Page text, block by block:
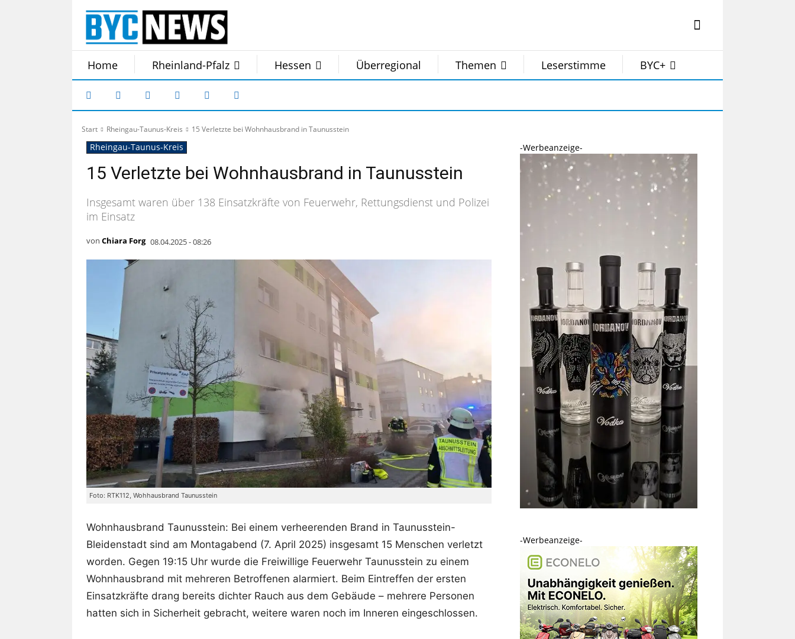
Home Rheinland-Pfalz Hessen Überregional Themen Leserstimme BYC+
Start Rheingau-Taunus-Kreis 15 Verletzte bei Wohnhausbrand in Taunusstein
Rheingau-Taunus-Kreis
15 Verletzte bei Wohnhausbrand in Taunusstein
Insgesamt waren über 138 Einsatzkräfte von Feuerwehr, Rettungsdienst und Polizei
im Einsatz
von Chiara Forg 08.04.2025 - 08:26
Foto: RTK112, Wohhausbrand Taunusstein
Wohnhausbrand Taunusstein: Bei einem verheerenden Brand in Taunusstein-
Bleidenstadt sind am Montagabend (7. April 2025) insgesamt 15 Menschen verletzt
worden. Gegen 19:15 Uhr wurde die Freiwillige Feuerwehr Taunusstein zu einem
Wohnhausbrand mit mehreren Betroffenen alarmiert. Beim Eintreffen der ersten
Einsatzkräfte drang bereits dichter Rauch aus dem Gebäude – mehrere Personen
hatten sich in Sicherheit gebracht, weitere waren noch im Inneren eingeschlossen.
-Werbeanzeige-
-Werbeanzeige-